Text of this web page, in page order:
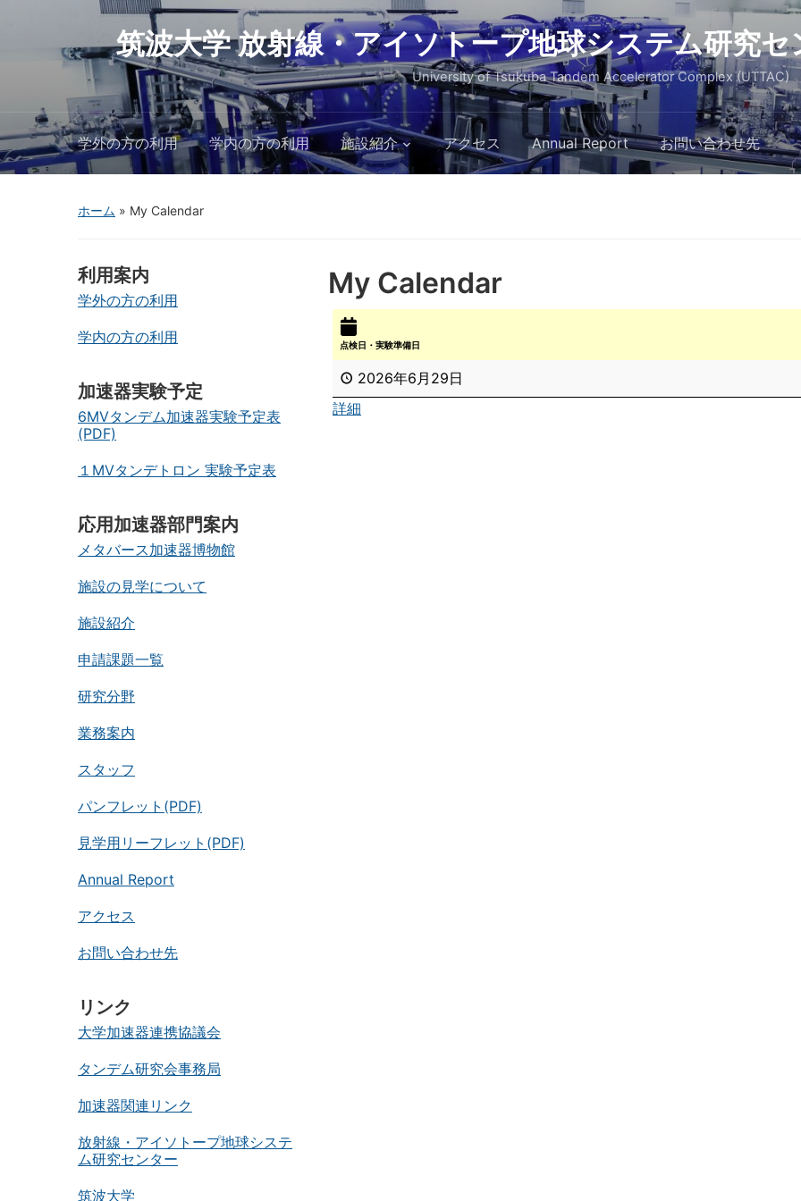
筑波大学 放射線・アイソトープ地球システム研究セ
University of Tsukuba Tandem Accelerator Complex (UTTAC)
学外の方の利用 学内の方の利用 施設紹介 アクセス Annual Report お問い合わせ先
ホーム » My Calendar
利用案内
学外の方の利用
学内の方の利用
加速器実験予定
6MVタンデム加速器実験予定表
(PDF)
１MVタンデトロン 実験予定表
応用加速器部門案内
メタバース加速器博物館
施設の見学について
施設紹介
申請課題一覧
研究分野
業務案内
スタッフ
パンフレット(PDF)
見学用リーフレット(PDF)
Annual Report
アクセス
お問い合わせ先
リンク
大学加速器連携協議会
タンデム研究会事務局
加速器関連リンク
放射線・アイソトープ地球システ
ム研究センター
筑波大学
My Calendar
点検日・実験準備日
2026年6月29日
詳細